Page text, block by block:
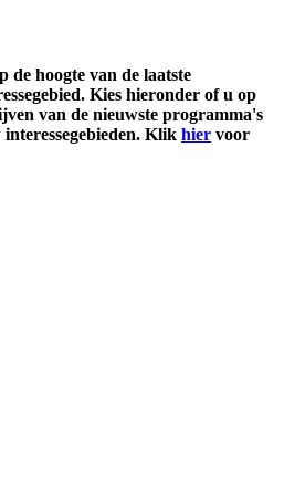
hoogte van de laatste
Kies hieronder of u op
van de nieuwste programma's
Klik hier voor